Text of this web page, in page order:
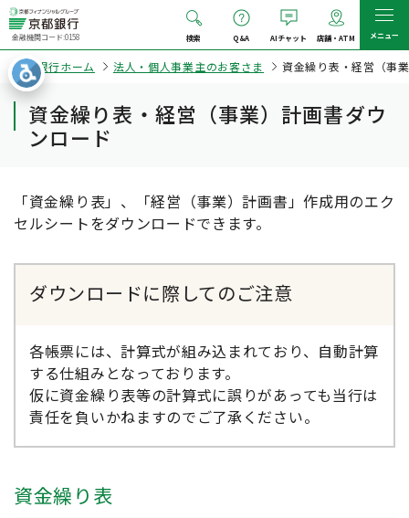
金融機関コード:0158 検索 Q&A AIチャット 店舗・ATM メニュー
京都銀行ホーム 法人・個人事業主のお客さま 資金繰り表・経営（事
資金繰り表・経営（事業）計画書ダウ
ンロード
「資金繰り表」、「経営（事業）計画書」作成用のエク
セルシートをダウンロードできます。
ダウンロードに際してのご注意
各帳票には、計算式が組み込まれており、自動計算
する仕組みとなっております。
仮に資金繰り表等の計算式に誤りがあっても当行は
責任を負いかねますのでご了承ください。
資金繰り表